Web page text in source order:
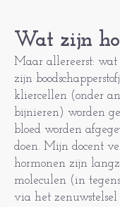
Wat zijn
Maar allereerst: wat
zijn
kliercellen (onder
bijnieren) worden
bloed worden
doen. Mijn docent
hormonen zijn
moleculen (in
via het